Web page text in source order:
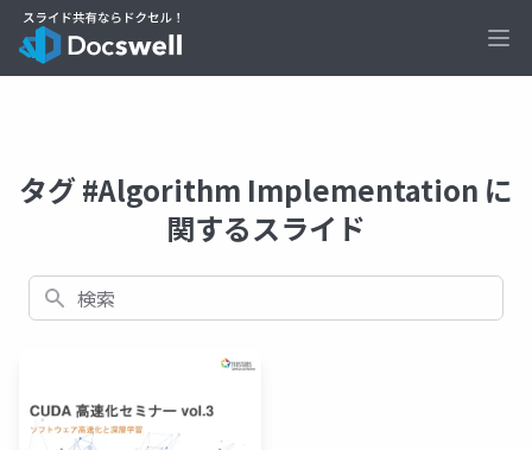
タグ #Algorithm Implementation に
関するスライド
検索